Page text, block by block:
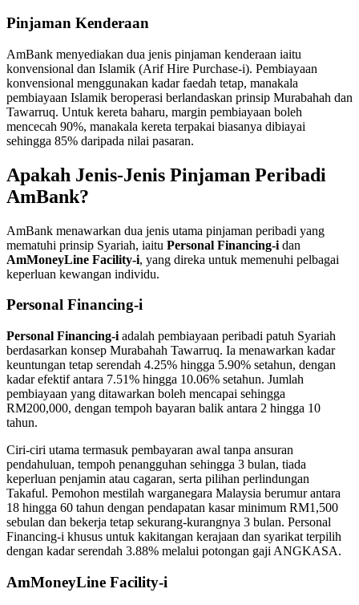
Pinjaman Kenderaan
AmBank menyediakan dua jenis pinjaman kenderaan iaitu
konvensional dan Islamik (Arif Hire Purchase-i). Pembiayaan
konvensional menggunakan kadar faedah tetap, manakala
pembiayaan Islamik beroperasi berlandaskan prinsip Murabahah dan
Tawarruq. Untuk kereta baharu, margin pembiayaan boleh
mencecah 90%, manakala kereta terpakai biasanya dibiayai
sehingga 85% daripada nilai pasaran.
Apakah Jenis-Jenis Pinjaman Peribadi
AmBank?
AmBank menawarkan dua jenis utama pinjaman peribadi yang
mematuhi prinsip Syariah, iaitu Personal Financing-i dan
AmMoneyLine Facility-i, yang direka untuk memenuhi pelbagai
keperluan kewangan individu.
Personal Financing-i
Personal Financing-i adalah pembiayaan peribadi patuh Syariah
berdasarkan konsep Murabahah Tawarruq. Ia menawarkan kadar
keuntungan tetap serendah 4.25% hingga 5.90% setahun, dengan
kadar efektif antara 7.51% hingga 10.06% setahun. Jumlah
pembiayaan yang ditawarkan boleh mencapai sehingga
RM200,000, dengan tempoh bayaran balik antara 2 hingga 10
tahun.
Ciri-ciri utama termasuk pembayaran awal tanpa ansuran
pendahuluan, tempoh penangguhan sehingga 3 bulan, tiada
keperluan penjamin atau cagaran, serta pilihan perlindungan
Takaful. Pemohon mestilah warganegara Malaysia berumur antara
18 hingga 60 tahun dengan pendapatan kasar minimum RM1,500
sebulan dan bekerja tetap sekurang-kurangnya 3 bulan. Personal
Financing-i khusus untuk kakitangan kerajaan dan syarikat terpilih
dengan kadar serendah 3.88% melalui potongan gaji ANGKASA.
AmMoneyLine Facility-i